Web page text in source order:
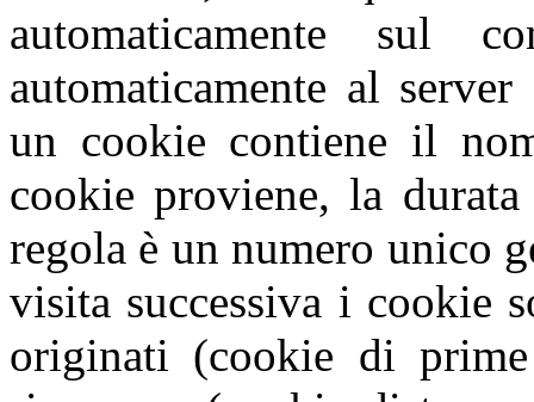
automaticamente sul
automaticamente al
un cookie contiene il
cookie proviene, la
regola è un numero unico
visita successiva i cookie
originati (cookie di